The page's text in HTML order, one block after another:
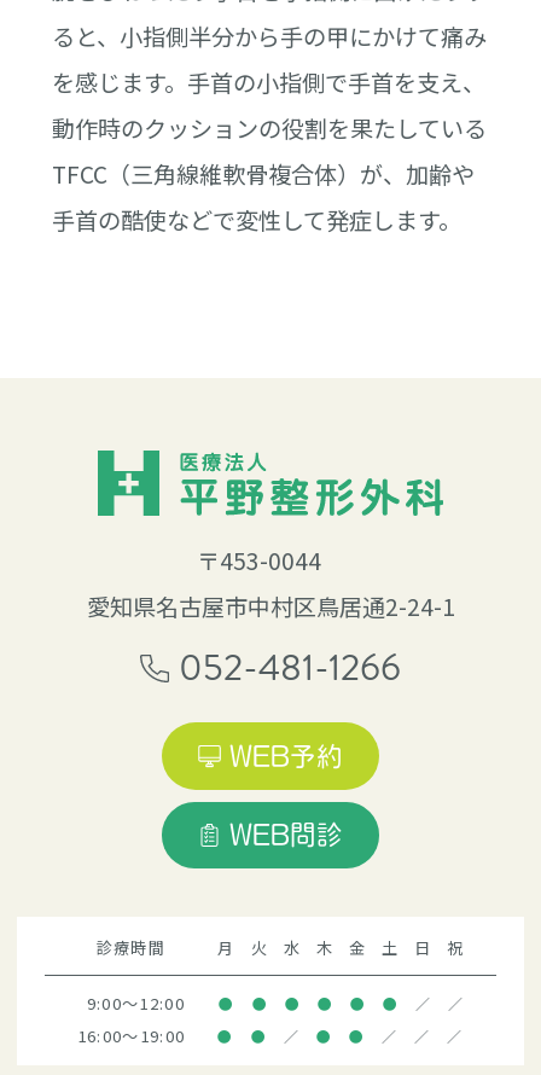
ると、小指側半分から手の甲にかけて痛み
を感じます。手首の小指側で手首を支え、
動作時のクッションの役割を果たしている
TFCC（三角線維軟骨複合体）が、加齢や
手首の酷使などで変性して発症します。
〒453-0044
愛知県名古屋市中村区鳥居通2-24-1
052-481-1266
WEB予約
WEB問診
診療時間 月 火 水 木 金 土 日 祝
9:00～12:00 ● ● ● ● ● ● ／ ／
16:00～19:00 ● ● ／ ● ● ／ ／ ／